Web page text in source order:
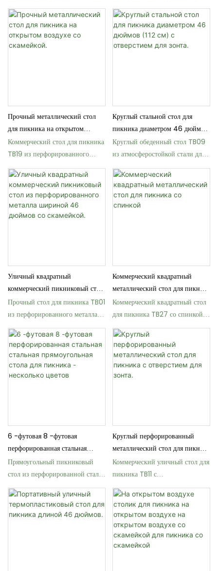
TB43 — конструкция из
перфорированной стали.
сетки для улицы
Прочный металлический стол
для пикника на открытом
воздухе со скамейкой.
Коммерческий стол для пикника
TB19 из перфорированного
металла для парков и школ
Круглый стальной стол для
пикника диаметром 46 дюймов
(112 см) с отверстием для зонта.
Круглый обеденный стол TB09
из атмосферостойкой стали для
использования на открытом
воздухе.
Уличный квадратный
коммерческий пикниковый стол
из перфорированного металла
шириной 46 дюймов со
Прочный стол для пикника TB01
из перфорированного металла
для парков и школ
Коммерческий квадратный
металлический стол для пикника
со спинкой
Коммерческий квадратный стол
для пикника TB27 со спинкой и
отверстием для зонта.
6 -футовая 8 -футовая
перфорированная стальная
стальная прямоугольная стола
для пикника - несколько цветов
Прямоугольный пикниковый
стол из перфорированной стали
TB18 для коммерческого
использования
Круглый перфорированный
металлический стол для пикника
с отверстием для зонта.
Коммерческий уличный стол для
пикника TB11 с
термопластичным покрытием